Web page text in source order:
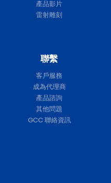
產品影片
雷射雕刻
聯繫
客戶服務
成為代理商
產品諮詢
其他問題
GCC 聯絡資訊